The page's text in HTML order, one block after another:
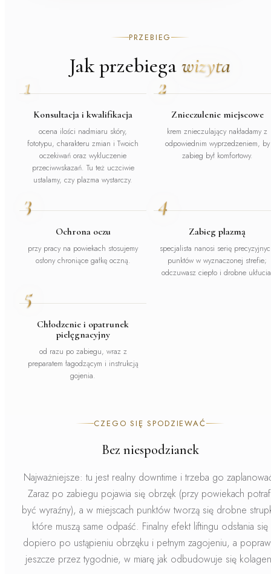
PRZEBIEG
Jak przebiegawizyta
1
Konsultacja i kwalifikacja
ocena ilości nadmiaru skóry,
fototypu, charakteru zmian i Twoich
oczekiwań oraz wykluczenie
przeciwwskazań. Tu też uczciwie
ustalamy, czy plazma wystarczy.
2
Znieczulenie miejscowe
krem znieczulający nakładamy z
odpowiednim wyprzedzeniem, by
zabieg był komfortowy.
3
Ochrona oczu
przy pracy na powiekach stosujemy
osłony chroniące gałkę oczną.
4
Zabieg plazmą
specjalista nanosi serię
punktów w wyznaczonej strefie;
odczuwasz ciepło i drobne
5
Chłodzenie i opatrunek
pielęgnacyjny
od razu po zabiegu, wraz z
preparatem łagodzącym i instrukcją
gojenia.
CZEGO SIĘ SPODZIEWAĆ
Bez niespodzianek
Najważniejsze: tu jest realny downtime i trzeba go
Zaraz po zabiegu pojawia się obrzęk (przy powiekach
być wyraźny), a w miejscach punktów tworzą się drobne
które muszą same odpaść. Finalny efekt liftingu odsłania się
dopiero po ustąpieniu obrzęku i pełnym zagojeniu, a
jeszcze przez tygodnie, w miarę jak odbudowuje się